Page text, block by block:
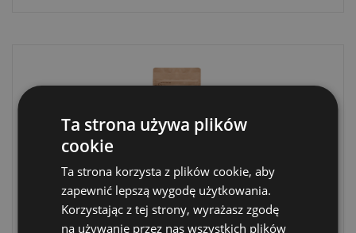
Etno Cafe - Indonesia Mandheling - 250 g
Ta strona używa plików
cookie
Ta strona korzysta z plików cookie, aby
zapewnić lepszą wygodę użytkowania.
Korzystając z tej strony, wyrażasz zgodę
na używanie przez nas wszystkich plików